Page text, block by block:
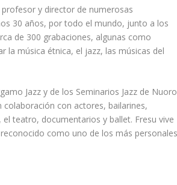
y director de numerosas
30 años, por todo el mundo, junto a los
de 300 grabaciones, algunas como
la música étnica, el jazz, las músicas del
Jazz y de los Seminarios Jazz de Nuoro
con actores, bailarines,
teatro, documentarios y ballet. Fresu vive
como uno de los más